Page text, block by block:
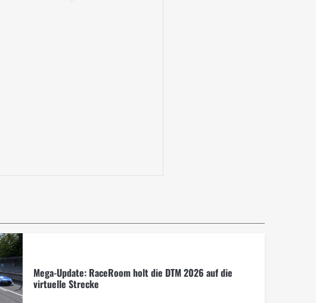
Mega-Update: RaceRoom holt die DTM 2026 auf die
virtuelle Strecke